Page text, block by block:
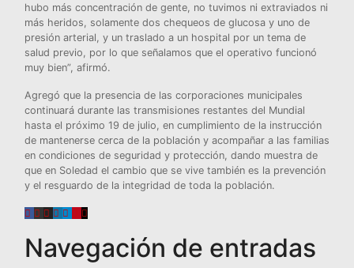
hubo más concentración de gente, no tuvimos ni extraviados ni
más heridos, solamente dos chequeos de glucosa y uno de
presión arterial, y un traslado a un hospital por un tema de
salud previo, por lo que señalamos que el operativo funcionó
muy bien”, afirmó.
Agregó que la presencia de las corporaciones municipales
continuará durante las transmisiones restantes del Mundial
hasta el próximo 19 de julio, en cumplimiento de la instrucción
de mantenerse cerca de la población y acompañar a las familias
en condiciones de seguridad y protección, dando muestra de
que en Soledad el cambio que se vive también es la prevención
y el resguardo de la integridad de toda la población.
Navegación de entradas